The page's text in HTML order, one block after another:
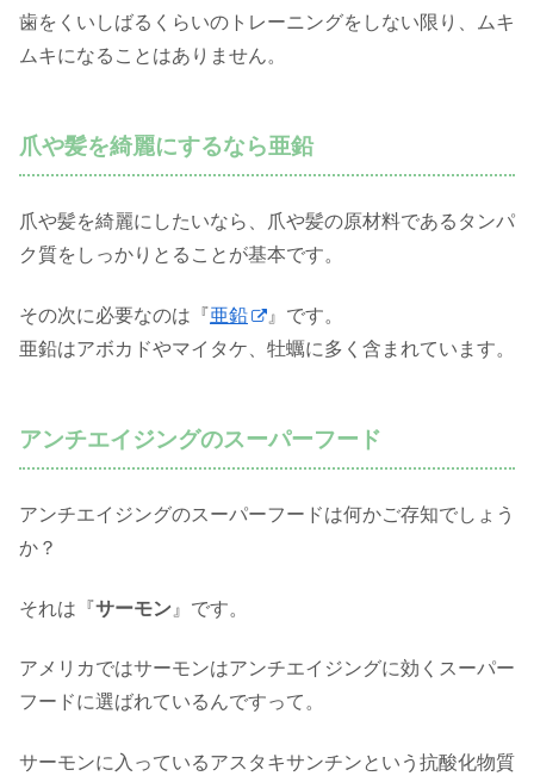
歯をくいしばるくらいのトレーニングをしない限り、ムキ
ムキになることはありません。
爪や髪を綺麗にするなら亜鉛
爪や髪を綺麗にしたいなら、爪や髪の原材料であるタンパ
ク質をしっかりとることが基本です。
その次に必要なのは『亜鉛
』です。
亜鉛はアボカドやマイタケ、牡蠣に多く含まれています。
アンチエイジングのスーパーフード
アンチエイジングのスーパーフードは何かご存知でしょう
か？
それは『サーモン 』です。
アメリカではサーモンはアンチエイジングに効くスーパー
フードに選ばれているんですって。
サーモンに入っているアスタキサンチンという抗酸化物質